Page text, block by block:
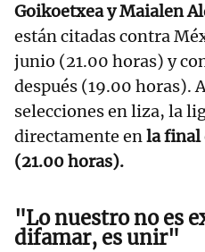
Goikoetxea y Maialen
están citadas contra
junio (21.00 horas) y
después (19.00 horas).
selecciones en liza, la
directamente enla final
(21.00 horas).
"Lo nuestro no es
difamar, es unir"